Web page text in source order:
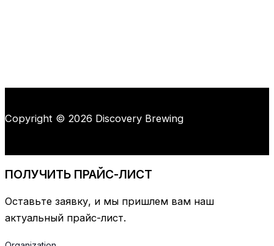
Copyright © 2026 Discovery Brewing
ПОЛУЧИТЬ ПРАЙС-ЛИСТ
Оставьте заявку, и мы пришлем вам наш
актуальный прайс-лист.